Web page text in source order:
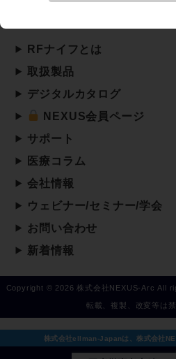
RFナイフとは
取扱製品
デジタルカタログ
NEXUS会員ページ
サポート
医療コラム
会社情報
ウェビナー/セミナー/学会
お問い合わせ
新着情報
Copyright © 2026 株式会社NEXUS-Arc All
転載、複製、改変等は
株式会社ellman-Japanは、株式会社